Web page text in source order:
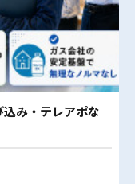
み・テレアポな